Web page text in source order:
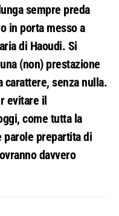
sempre preda
in porta messo a
di Haoudi. Si
(non) prestazione
carattere, senza nulla.
evitare il
come tutta la
parole prepartita di
davvero